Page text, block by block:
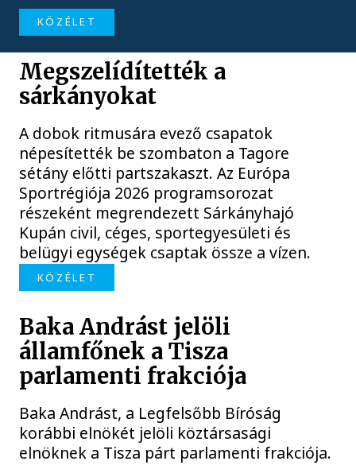
KÖZÉLET
Megszelídítették a
sárkányokat
A dobok ritmusára evező csapatok
népesítették be szombaton a Tagore
sétány előtti partszakaszt. Az Európa
Sportrégiója 2026 programsorozat
részeként megrendezett Sárkányhajó
Kupán civil, céges, sportegyesületi és
belügyi egységek csaptak össze a vízen.
KÖZÉLET
Baka Andrást jelöli
államfőnek a Tisza
parlamenti frakciója
Baka Andrást, a Legfelsőbb Bíróság
korábbi elnökét jelöli köztársasági
elnöknek a Tisza párt parlamenti frakciója.